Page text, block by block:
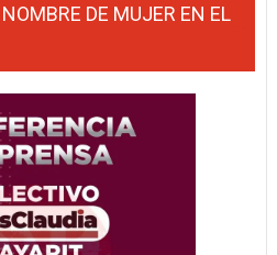
DE MUJER EN EL